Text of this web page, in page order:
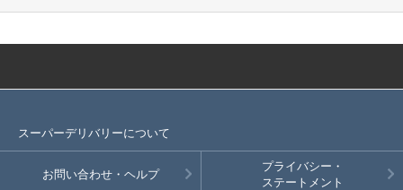
スーパーデリバリーについて
お問い合わせ・ヘルプ
プライバシー・
ステートメント